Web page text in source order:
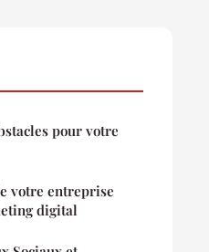
pour votre
votre entreprise
digital